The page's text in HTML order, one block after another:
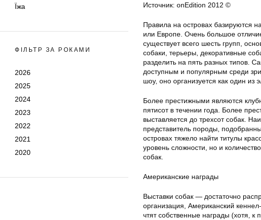
Їжа
ФІЛЬТР ЗА РОКАМИ
2026
2025
2024
2023
2022
2021
2020
Источник: onEdition 2012 ©
Правила на островах базируются
или Европе. Очень большое
существует всего шесть групп,
собаки, терьеры, декоративные
разделить на пять разных типов.
доступным и популярным среди
шоу, оно организуется как один
Более престижными являются
пятисот в течении года. Более
выставляется до трехсот собак.
представитель породы,
островах тяжело найти титулы
уровень сложности, но и
собак.
Американские награды
Выставки собак — достаточно
организация, Американский
чтят собственные награды (хотя,